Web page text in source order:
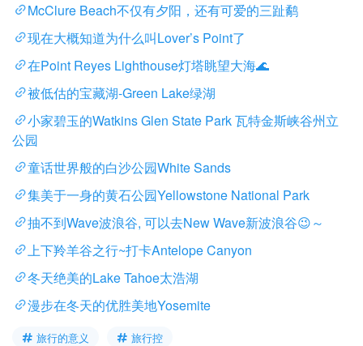
McClure Beach不仅有夕阳，还有可爱的三趾鹬
现在大概知道为什么叫Lover’s Point了
在Point Reyes Lighthouse灯塔眺望大海🌊
被低估的宝藏湖-Green Lake绿湖
小家碧玉的Watkins Glen State Park 瓦特金斯峡谷州立
公园
童话世界般的白沙公园White Sands
集美于一身的黄石公园Yellowstone National Park
抽不到Wave波浪谷, 可以去New Wave新波浪谷😉～
上下羚羊谷之行~打卡Antelope Canyon
冬天绝美的Lake Tahoe太浩湖
漫步在冬天的优胜美地Yosemite
旅行的意义
旅行控